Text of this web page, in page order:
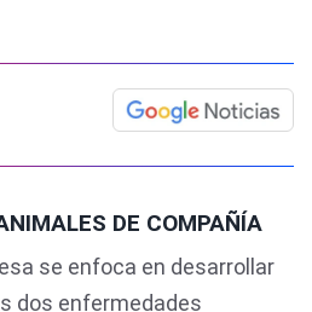
DE COMPAÑÍA
se enfoca en desarrollar
dos enfermedades